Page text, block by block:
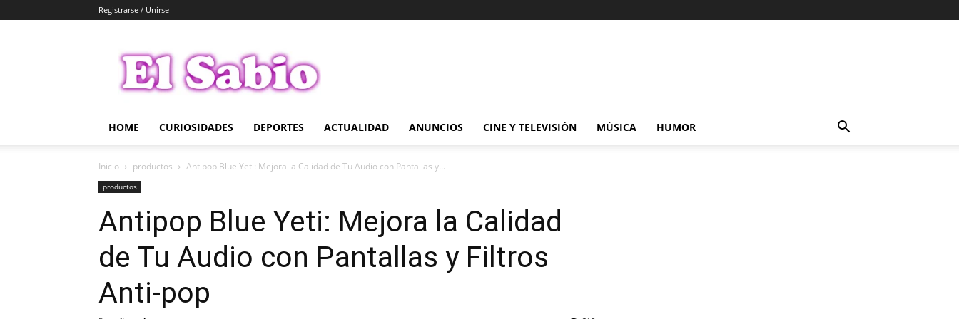
Registrarse / Unirse
Sabio
HOME CURIOSIDADES DEPORTES ACTUALIDAD ANUNCIOS CINE Y TELEVISIÓN MÚSICA HUMOR
Inicio productos Antipop Blue Yeti: Mejora la Calidad de Tu Audio con Pantallas y...
productos
Antipop Blue Yeti: Mejora la Calidad
de Tu Audio con Pantallas y Filtros
Anti-pop